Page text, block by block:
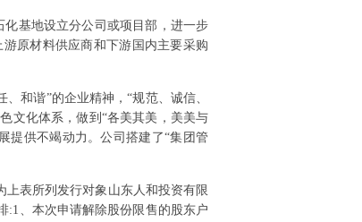
基地设立分公司或项目部，进一步
原材料供应商和下游国内主要采购
和谐”的企业精神，“规范、诚信、
文化体系，做到“各美其美，美美与
提供不竭动力。公司搭建了“集团管
上表所列发行对象山东人和投资有限
:1、本次申请解除股份限售的股东户